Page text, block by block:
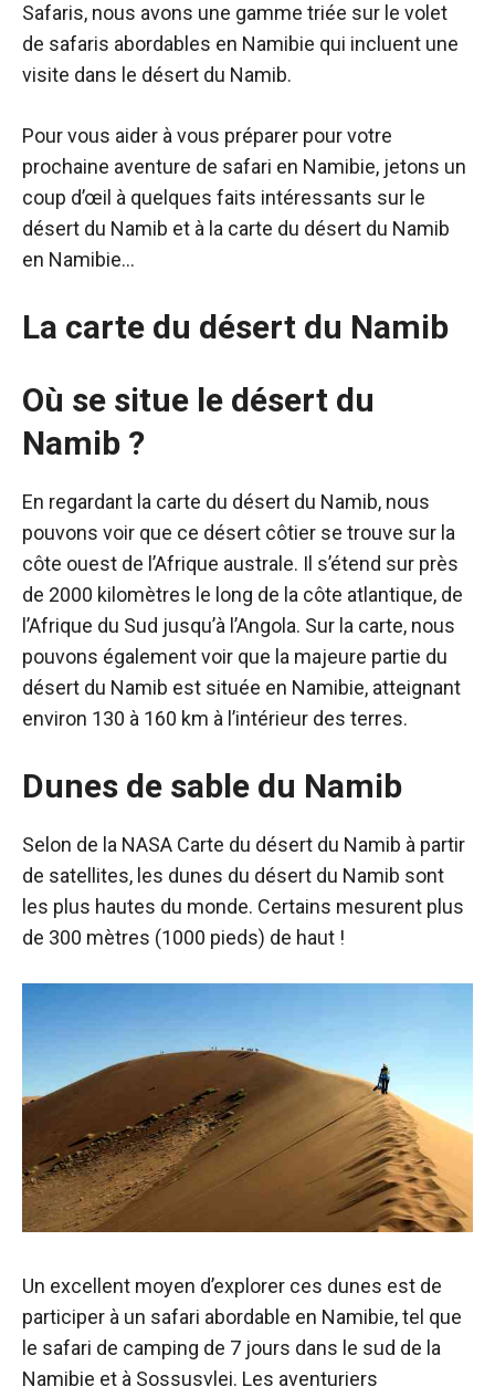
Safaris, nous avons une gamme triée sur le volet
de safaris abordables en Namibie qui incluent une
visite dans le désert du Namib.
Pour vous aider à vous préparer pour votre
prochaine aventure de safari en Namibie, jetons un
coup d’œil à quelques faits intéressants sur le
désert du Namib et à la carte du désert du Namib
en Namibie…
La carte du désert du Namib
Où se situe le désert du
Namib ?
En regardant la carte du désert du Namib, nous
pouvons voir que ce désert côtier se trouve sur la
côte ouest de l’Afrique australe. Il s’étend sur près
de 2000 kilomètres le long de la côte atlantique, de
l’Afrique du Sud jusqu’à l’Angola. Sur la carte, nous
pouvons également voir que la majeure partie du
désert du Namib est située en Namibie, atteignant
environ 130 à 160 km à l’intérieur des terres.
Dunes de sable du Namib
Selon de la NASA Carte du désert du Namib à partir
de satellites, les dunes du désert du Namib sont
les plus hautes du monde. Certains mesurent plus
de 300 mètres (1000 pieds) de haut !
Un excellent moyen d’explorer ces dunes est de
participer à un safari abordable en Namibie, tel que
le safari de camping de 7 jours dans le sud de la
Namibie et à Sossusvlei. Les aventuriers